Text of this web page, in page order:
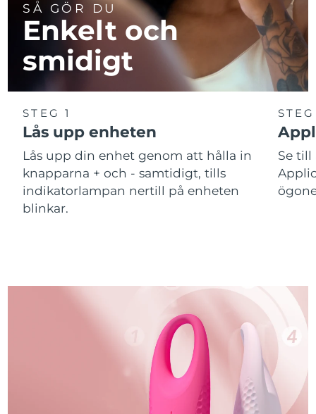
SÅ GÖR DU
Enkelt och
smidigt
STEG 1
Lås upp enheten
Lås upp din enhet genom att hålla in
knapparna + och - samtidigt, tills
indikatorlampan nertill på enheten
blinkar.
Se